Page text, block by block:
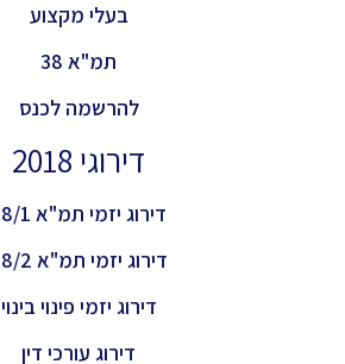
בעלי מקצוע
תמ"א 38
להרשמה לכנס
דירוגי 2018
דירוג יזמי תמ"א 38/1
דירוג יזמי תמ"א 38/2
דירוג יזמי פינוי בינוי
דירוג עורכי דין